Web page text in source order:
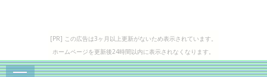
[PR] この広告は3ヶ月以上更新がないため表示されています。
ホームページを更新後24時間以内に表示されなくなります。